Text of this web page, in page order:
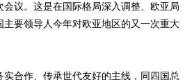
议。这是在国际格局深入调整、欧亚局
要领导人今年对欧亚地区的又一次重大
合作、传承世代友好的主线，同四国总